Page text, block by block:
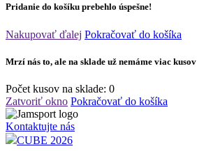
Pridanie do košíku prebehlo úspešne!
Nakupovať ďalej Pokračovať do košíka
Mrzí nás to, ale na sklade už nemáme viac kusov
Počet kusov na sklade: 0
Zatvoriť okno Pokračovať do košíka
Kontaktujte nás
CUBE 2026